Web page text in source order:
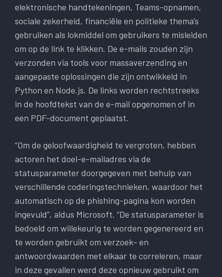
elektronische handtekeningen, Teams-opnamen,
sociale zekerheid, financiële en politieke thema’s
gebruiken als lokmiddel om gebruikers te misleiden
om op de link te klikken. De e-mails zouden zijn
verzonden via tools voor massaverzending en
aangepaste oplossingen die zijn ontwikkeld in
Python en Node.js. De links worden rechtstreeks
in de hoofdtekst van de e-mail opgenomen of in
een PDF-document geplaatst.
“Om de geloofwaardigheid te vergroten, hebben
actoren het doel-e-mailadres via de
statusparameter doorgegeven met behulp van
verschillende coderingstechnieken, waardoor het
automatisch op de phishing-pagina kon worden
ingevuld”, aldus Microsoft. “De statusparameter is
bedoeld om willekeurig te worden gegenereerd en
te worden gebruikt om verzoek- en
antwoordwaarden met elkaar te correleren, maar
in deze gevallen werd deze opnieuw gebruikt om